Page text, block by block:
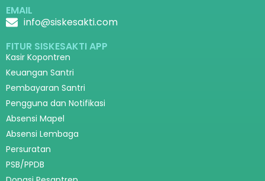
EMAIL
info@siskesakti.com
FITUR SISKESAKTI APP
Kasir Kopontren
Keuangan Santri
Pembayaran Santri
Pengguna dan Notifikasi
Absensi Mapel
Absensi Lembaga
Persuratan
PSB/PPDB